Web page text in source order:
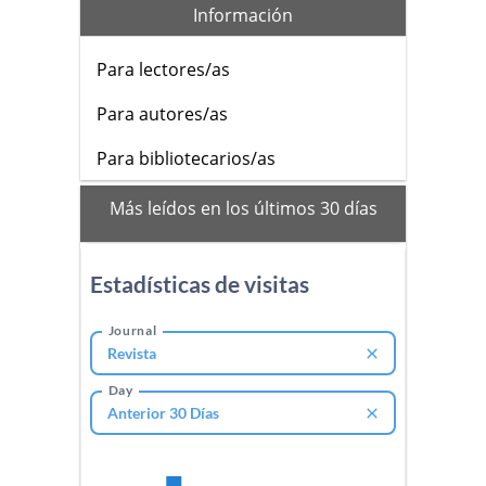
Información
Para lectores/as
Para autores/as
Para bibliotecarios/as
mas_vistos
Más leídos en los últimos 30 días